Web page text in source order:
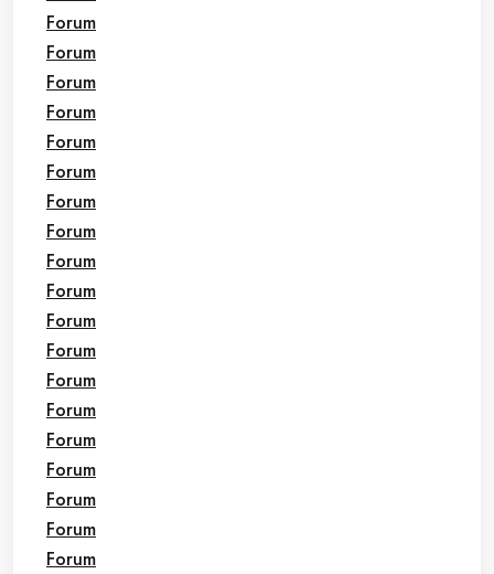
Forum
Forum
Forum
Forum
Forum
Forum
Forum
Forum
Forum
Forum
Forum
Forum
Forum
Forum
Forum
Forum
Forum
Forum
Forum